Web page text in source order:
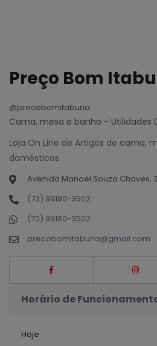
Preço Bom
@precobomitabuna
Cama, mesa e banho - Utilidades
Loja On Line de Artigos de cama,
domésticas.
Avenida Manoel Souza Chaves,
(73) 99180-3502
(73) 99180-3502
precobomitabuna@gmail.com
Horário de
Hoje